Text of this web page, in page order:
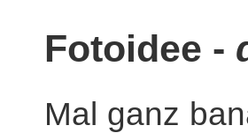
Fotoidee -
Mal ganz